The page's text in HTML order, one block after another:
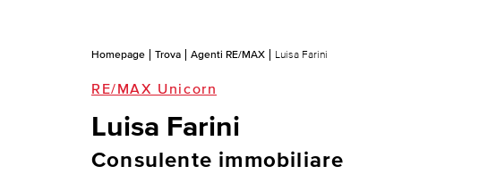
Homepage Trova Agenti RE/MAX Luisa Farini
RE/MAX Unicorn
Luisa Farini
Consulente immobiliare